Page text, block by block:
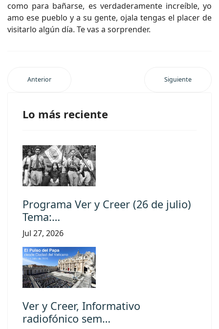
como para bañarse, es verdaderamente increíble, yo
amo ese pueblo y a su gente, ojala tengas el placer de
visitarlo algún día. Te vas a sorprender.
Anterior Siguiente
Lo más reciente
Programa Ver y Creer (26 de julio)
Tema:…
Jul 27, 2026
Ver y Creer, Informativo
radiofónico sem…